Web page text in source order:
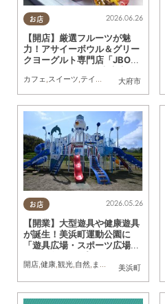
お店
大府市
2026.06.26
【開店】厳選フルーツが魅
力！アサイーボウル＆グリー
クヨーグルト専門店「JBOW
が6/15(月)オープン
カフェ,スイーツ,テイクアウト ,開店
お店
美浜町
2026.05.26
【開業】大型遊具や健康遊具
が誕生！美浜町運動公園に
「遊具広場・スポーツ広場」
が5/1(金)オープン
開店,健康,観光,自然, まちネタ ,公園